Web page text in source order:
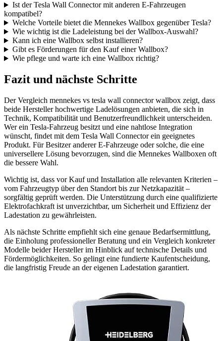
Ist der Tesla Wall Connector mit anderen E-Fahrzeugen
kompatibel?
Welche Vorteile bietet die Mennekes Wallbox gegenüber Tesla?
Wie wichtig ist die Ladeleistung bei der Wallbox-Auswahl?
Kann ich eine Wallbox selbst installieren?
Gibt es Förderungen für den Kauf einer Wallbox?
Wie pflege und warte ich eine Wallbox richtig?
Fazit und nächste Schritte
Der Vergleich mennekes vs tesla wall connector wallbox zeigt, dass
beide Hersteller hochwertige Ladelösungen anbieten, die sich in
Technik, Kompatibilität und Benutzerfreundlichkeit unterscheiden.
Wer ein Tesla-Fahrzeug besitzt und eine nahtlose Integration
wünscht, findet mit dem Tesla Wall Connector ein geeignetes
Produkt. Für Besitzer anderer E-Fahrzeuge oder solche, die eine
universellere Lösung bevorzugen, sind die Mennekes Wallboxen oft
die bessere Wahl.
Wichtig ist, dass vor Kauf und Installation alle relevanten Kriterien –
vom Fahrzeugtyp über den Standort bis zur Netzkapazität –
sorgfältig geprüft werden. Die Unterstützung durch eine qualifizierte
Elektrofachkraft ist unverzichtbar, um Sicherheit und Effizienz der
Ladestation zu gewährleisten.
Als nächste Schritte empfiehlt sich eine genaue Bedarfsermittlung,
die Einholung professioneller Beratung und ein Vergleich konkreter
Modelle beider Hersteller im Hinblick auf technische Details und
Fördermöglichkeiten. So gelingt eine fundierte Kaufentscheidung,
die langfristig Freude an der eigenen Ladestation garantiert.